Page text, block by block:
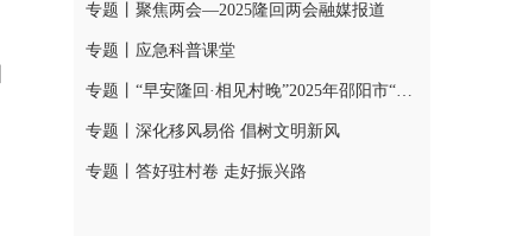
专题丨聚焦两会—2025隆回两会融媒报道
专题丨应急科普课堂
专题丨“早安隆回·相见村晚”2025年邵阳市“我们的节日·春节”村晚示范展示活动
专题丨深化移风易俗 倡树文明新风
专题丨答好驻村卷 走好振兴路